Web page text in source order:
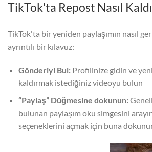
TikTok'ta Repost Nasıl
TikTok'ta bir yeniden paylaşımın nasıl
ayrıntılı bir kılavuz:
Gönderiyi Bul:Profilinize gidin ve
kaldırmak istediğiniz videoyu bulun
“Paylaş” Düğmesine dokunun:
bulunan paylaşım oku simgesini
seçeneklerini açmak için buna